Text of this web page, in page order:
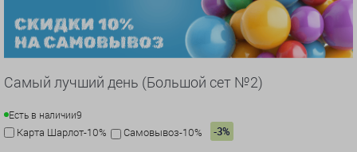
Самый лучший день (Большой сет №2)
Есть в наличии9
Карта Шарлот-10% Самовывоз-10% -3%